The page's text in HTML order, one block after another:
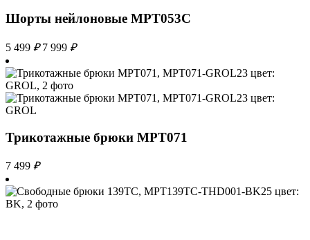
Шорты нейлоновые MPT053С
5 499 ₽ 7 999 ₽
Трикотажные брюки MPT071
7 499 ₽